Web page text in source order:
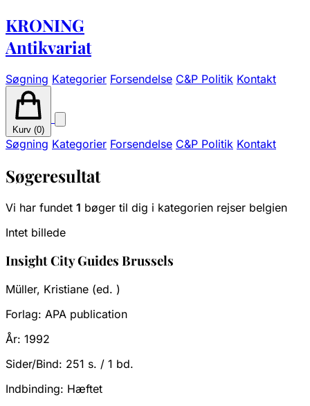
KRONING
Antikvariat
Søgning Kategorier Forsendelse C&P Politik Kontakt
Kurv (0)
Søgning Kategorier Forsendelse C&P Politik Kontakt
Søgeresultat
Vi har fundet 1 bøger til dig i kategorien rejser belgien
Intet billede
Insight City Guides Brussels
Müller, Kristiane (ed. )
Forlag: APA publication
År: 1992
Sider/Bind: 251 s. / 1 bd.
Indbinding: Hæftet